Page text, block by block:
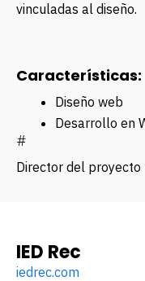
vinculadas al diseño.
Características:
Diseño web
Desarrollo en
#
Director del proyecto
IED Rec
iedrec.com